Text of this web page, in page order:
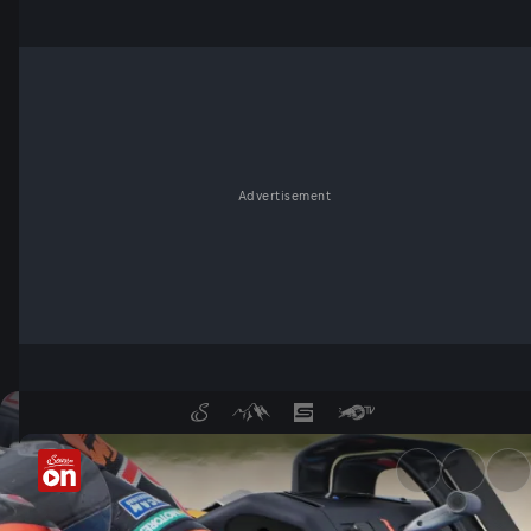
Advertisement
MotoGP: Grand Prix von